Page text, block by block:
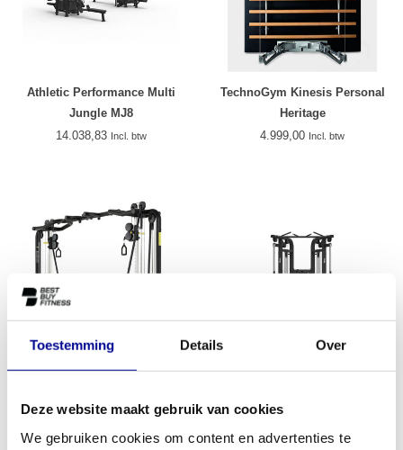
Toestemming Details Over
Deze website maakt gebruik van cookies
We gebruiken cookies om content en advertenties te
Athletic Performance Multi
Jungle MJ8
14.038,83 Incl. btw
TechnoGym Kinesis Personal
Heritage
4.999,00 Incl. btw
3.508,83 Incl. btw
Adjustable Pulley AP6
5.029,83Incl. btw